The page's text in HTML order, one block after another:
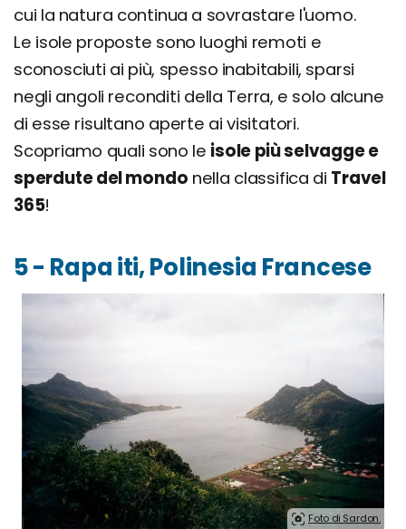
cui la natura continua a sovrastare l'uomo.
Le isole proposte sono luoghi remoti e
sconosciuti ai più, spesso inabitabili, sparsi
negli angoli reconditi della Terra, e solo alcune
di esse risultano aperte ai visitatori.
Scopriamo quali sono le isole più selvagge e
sperdute del mondo nella classifica di Travel
365!
5 - Rapa iti, Polinesia Francese
Foto di Sardon.